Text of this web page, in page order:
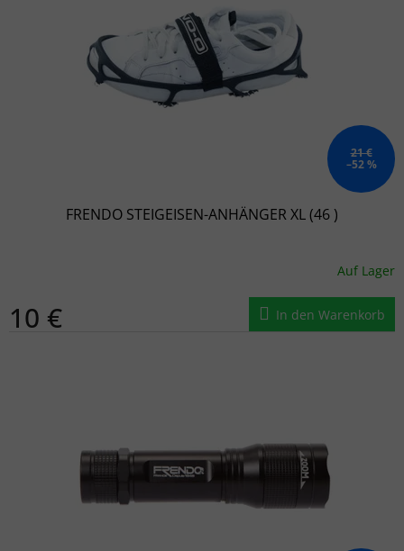
21 €
–52 %
FRENDO STEIGEISEN-ANHÄNGER XL (46 )
Auf Lager
10 € In den Warenkorb